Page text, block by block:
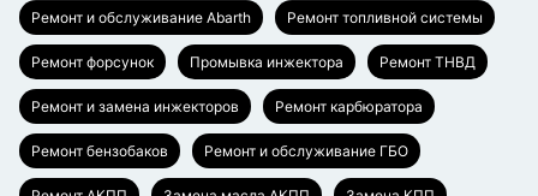
Ремонт и обслуживание Abarth Ремонт топливной системы
Ремонт форсунок Промывка инжектора Ремонт ТНВД
Ремонт и замена инжекторов Ремонт карбюратора
Ремонт бензобаков Ремонт и обслуживание ГБО